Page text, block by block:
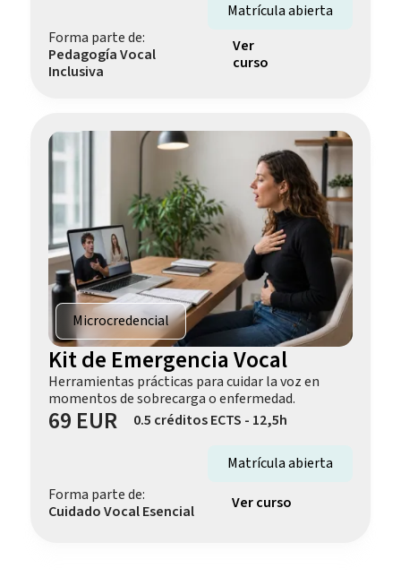
Matrícula abierta
Forma parte de:
Pedagogía Vocal
Inclusiva
Ver
curso
Microcredencial
Kit de Emergencia Vocal
Herramientas prácticas para cuidar la voz en
momentos de sobrecarga o enfermedad.
69 EUR 0.5 créditos ECTS - 12,5h
Matrícula abierta
Forma parte de:
Cuidado Vocal Esencial
Ver curso